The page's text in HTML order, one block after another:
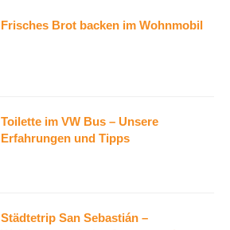
Frisches Brot backen im Wohnmobil
Toilette im VW Bus – Unsere
Erfahrungen und Tipps
Städtetrip San Sebastián –